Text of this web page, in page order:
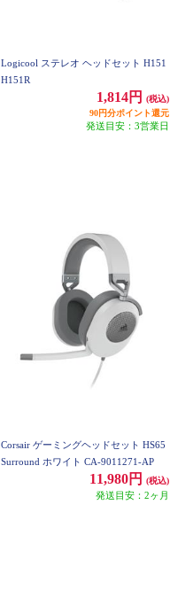
Logicool ステレオ ヘッドセット H151
H151R
1,814円
(税込)
90円分ポイント還元
発送目安：3営業日
Corsair ゲーミングヘッドセット HS65
Surround ホワイト CA-9011271-AP
11,980円 (税込)
発送目安：2ヶ月